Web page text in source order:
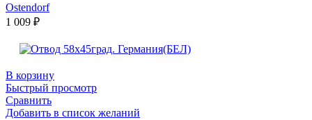
Ostendorf
1 009 ₽
В корзину
Быстрый просмотр
Сравнить
Добавить в список желаний